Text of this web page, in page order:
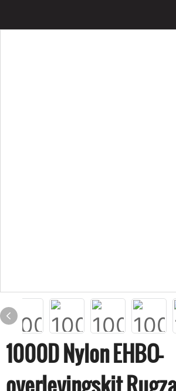
1000D Nylon EHBO-